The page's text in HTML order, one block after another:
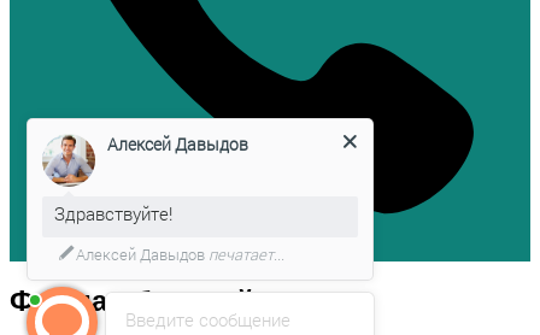
Форма обратной связи
Введите сообщение
Алексей Давыдов
Здравствуйте!
Алексей Давыдов печатает...